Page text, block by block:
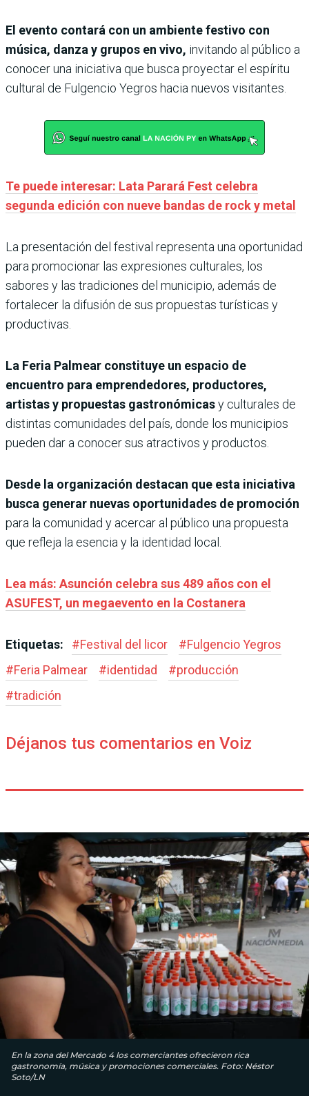
El evento contará con un ambiente festivo con
música, danza y grupos en vivo, invitando al público a
conocer una iniciativa que busca proyectar el espíritu
cultural de Fulgencio Yegros hacia nuevos visitantes.
Te puede interesar: Lata Parará Fest celebra
segunda edición con nueve bandas de rock y metal
La presentación del festival representa una oportunidad
para promocionar las expresiones culturales, los
sabores y las tradiciones del municipio, además de
fortalecer la difusión de sus propuestas turísticas y
productivas.
La Feria Palmear constituye un espacio de
encuentro para emprendedores, productores,
artistas y propuestas gastronómicasy culturales de
distintas comunidades del país, donde los municipios
pueden dar a conocer sus atractivos y productos.
Desde la organización destacan que esta iniciativa
busca generar nuevas oportunidades de promoción
para la comunidad y acercar al público una propuesta
que refleja la esencia y la identidad local.
Lea más: Asunción celebra sus 489 años con el
ASUFEST, un megaevento en la Costanera
Etiquetas: #Festival del licor #Fulgencio Yegros
#Feria Palmear #identidad #producción
#tradición
Déjanos tus comentarios en Voiz
En la zona del Mercado 4 los comerciantes ofrecieron rica
gastronomía, música y promociones comerciales. Foto: Néstor
Soto/LN